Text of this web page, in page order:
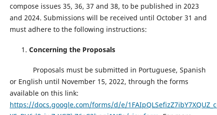
compose issues 35, 36, 37 and 38, to be published in 2023
and 2024. Submissions will be received until October 31 and
must adhere to the following instructions:
Concerning the Proposals
Proposals must be submitted in Portuguese, Spanish
or English until November 15, 2022, through the forms
available on this link:
https://docs.google.com/forms/d/e/